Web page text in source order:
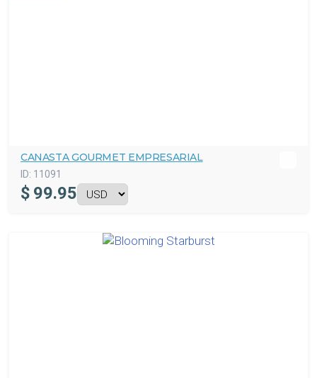
CANASTA GOURMET EMPRESARIAL
ID: 11091
$ 99.95